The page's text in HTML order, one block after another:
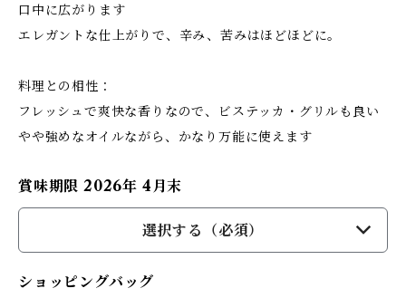
口中に広がります
エレガントな仕上がりで、辛み、苦みはほどほどに。
料理との相性：
フレッシュで爽快な香りなので、ビステッカ・グリルも良い
やや強めなオイルながら、かなり万能に使えます
賞味期限 2026年 4月末
選択する（必須）
ショッピングバッグ